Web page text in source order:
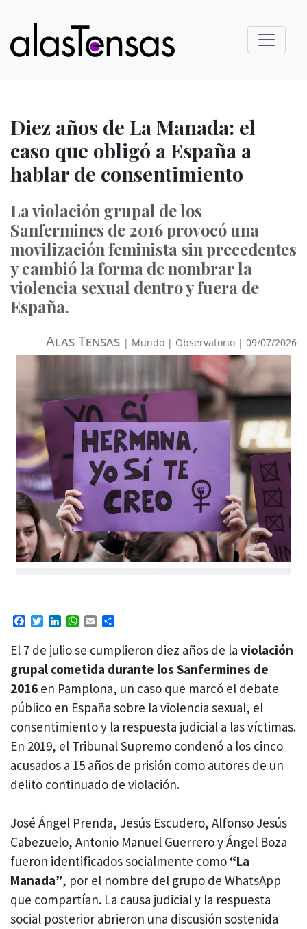
Diez años de La Manada: el
caso que obligó a España a
hablar de consentimiento
La violación grupal de los
Sanfermines de 2016 provocó una
movilización feminista sin precedentes
y cambió la forma de nombrar la
violencia sexual dentro y fuera de
España.
Alas Tensas | Mundo | Observatorio | 09/07/2026
Facebook
TwitterLinkedIn
WhatsApp
Email
El 7 de julio se cumplieron diez años de la violación
grupal cometida durante los Sanfermines de
2016 en Pamplona, un caso que marcó el debate
público en España sobre la violencia sexual, el
consentimiento y la respuesta judicial a las víctimas.
En 2019, el Tribunal Supremo condenó a los cinco
acusados a 15 años de prisión como autores de un
delito continuado de violación.
José Ángel Prenda, Jesús Escudero, Alfonso Jesús
Cabezuelo, Antonio Manuel Guerrero y Ángel Boza
fueron identificados socialmente como “La
Manada”, por el nombre del grupo de WhatsApp
que compartían. La causa judicial y la respuesta
social posterior abrieron una discusión sostenida